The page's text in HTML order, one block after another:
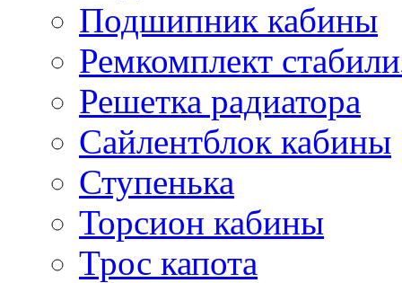
Подшипник кабины
Ремкомплект
Решетка радиатора
Сайлентблок кабины
Ступенька
Торсион кабины
Трос капота